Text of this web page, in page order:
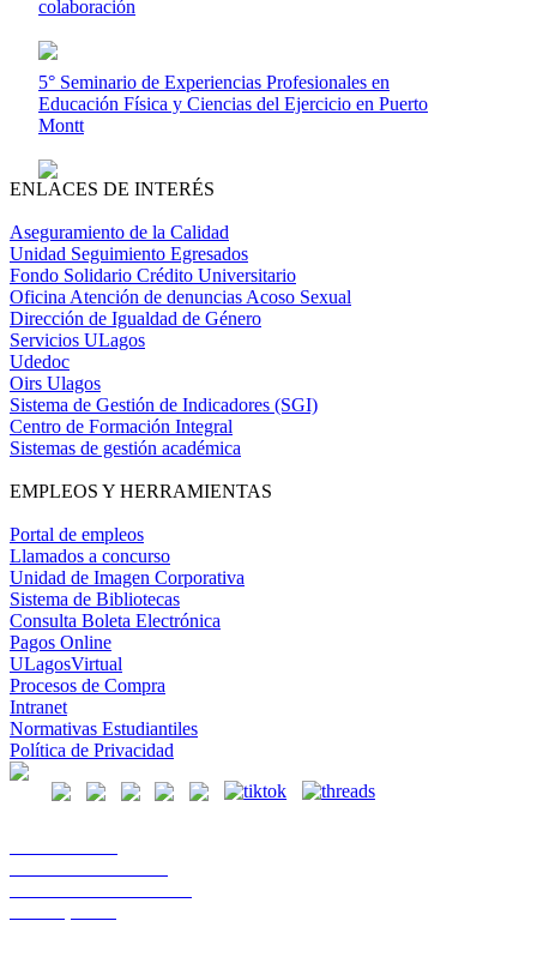
colaboración
5° Seminario de Experiencias Profesionales en
Educación Física y Ciencias del Ejercicio en Puerto
Montt
ENLACES DE INTERÉS
Aseguramiento de la Calidad
Unidad Seguimiento Egresados
Fondo Solidario Crédito Universitario
Oficina Atención de denuncias Acoso Sexual
Dirección de Igualdad de Género
Servicios ULagos
Udedoc
Oirs Ulagos
Sistema de Gestión de Indicadores (SGI)
Centro de Formación Integral
Sistemas de gestión académica
EMPLEOS Y HERRAMIENTAS
Portal de empleos
Llamados a concurso
Unidad de Imagen Corporativa
Sistema de Bibliotecas
Consulta Boleta Electrónica
Pagos Online
ULagosVirtual
Procesos de Compra
Intranet
Normativas Estudiantiles
Política de Privacidad